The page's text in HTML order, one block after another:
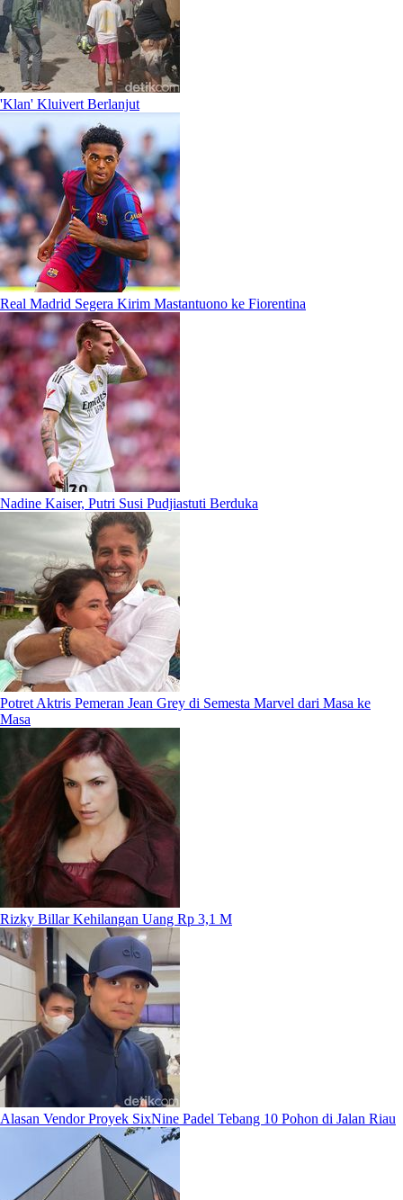
'Klan' Kluivert Berlanjut
Real Madrid Segera Kirim Mastantuono ke Fiorentina
Nadine Kaiser, Putri Susi Pudjiastuti Berduka
Potret Aktris Pemeran Jean Grey di Semesta Marvel dari Masa ke
Masa
Rizky Billar Kehilangan Uang Rp 3,1 M
Alasan Vendor Proyek SixNine Padel Tebang 10 Pohon di Jalan Riau